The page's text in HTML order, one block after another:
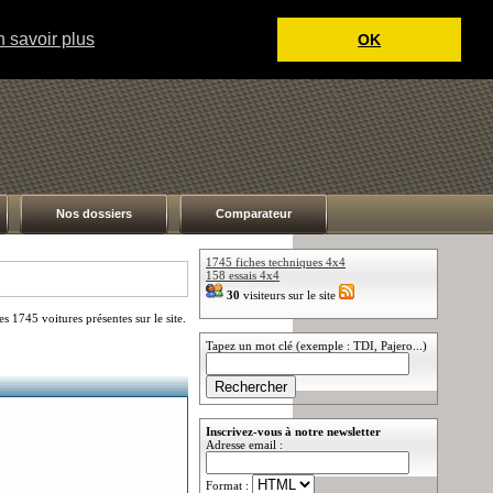
savoir plus OK
Nos dossiers Comparateur
1745 voitures présentes sur le site.
1745 fiches techniques 4x4
158 essais 4x4
30 visiteurs sur le site
Tapez un mot clé (exemple : TDI, Pajero...)
Inscrivez-vous à notre newsletter
Adresse email :
Format :